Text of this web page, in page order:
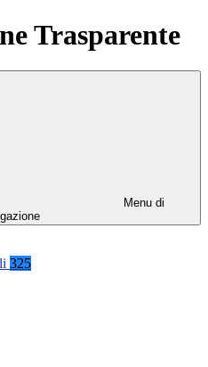
Trasparente
Menu di
325